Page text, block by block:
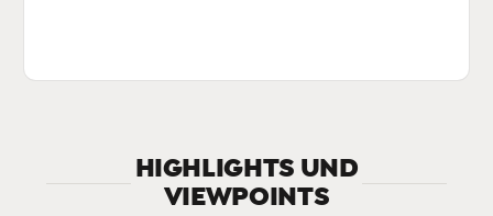
HIGHLIGHTS UND
VIEWPOINTS